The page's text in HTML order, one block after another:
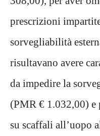
prescrizioni
sorvegliabilità
risultavano avere
da impedire la
(PMR € 1.032,00) e
su scaffali all’uopo